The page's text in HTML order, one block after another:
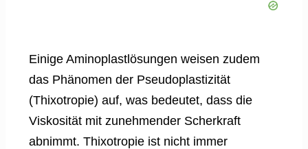
Einige Aminoplastlösungen weisen zudem
das Phänomen der Pseudoplastizität
(Thixotropie) auf, was bedeutet, dass die
Viskosität mit zunehmender Scherkraft
abnimmt. Thixotropie ist nicht immer